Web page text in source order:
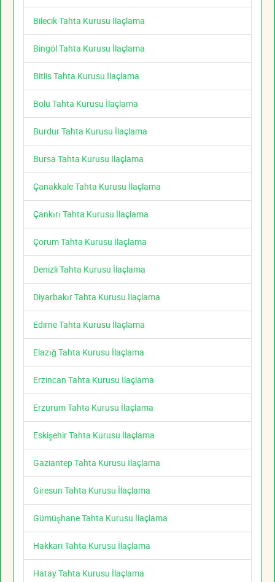
Bilecik Tahta Kurusu İlaçlama
Bingöl Tahta Kurusu İlaçlama
Bitlis Tahta Kurusu İlaçlama
Bolu Tahta Kurusu İlaçlama
Burdur Tahta Kurusu İlaçlama
Bursa Tahta Kurusu İlaçlama
Çanakkale Tahta Kurusu İlaçlama
Çankırı Tahta Kurusu İlaçlama
Çorum Tahta Kurusu İlaçlama
Denizli Tahta Kurusu İlaçlama
Diyarbakır Tahta Kurusu İlaçlama
Edirne Tahta Kurusu İlaçlama
Elazığ Tahta Kurusu İlaçlama
Erzincan Tahta Kurusu İlaçlama
Erzurum Tahta Kurusu İlaçlama
Eskişehir Tahta Kurusu İlaçlama
Gaziantep Tahta Kurusu İlaçlama
Giresun Tahta Kurusu İlaçlama
Gümüşhane Tahta Kurusu İlaçlama
Hakkari Tahta Kurusu İlaçlama
Hatay Tahta Kurusu İlaçlama